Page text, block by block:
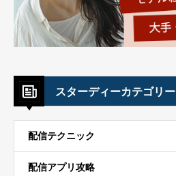
スターディーカテゴリー
配信テクニック
配信アプリ攻略